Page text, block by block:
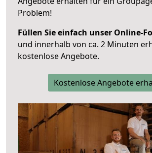
Problem!
Füllen Sie einfach unser Online-
und innerhalb von ca. 2 Minuten
kostenlose Angebote.
Kostenlose Angebote